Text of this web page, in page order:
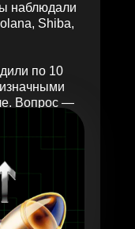
наблюдали
Shiba,
по 10
Вопрос —
заходить.